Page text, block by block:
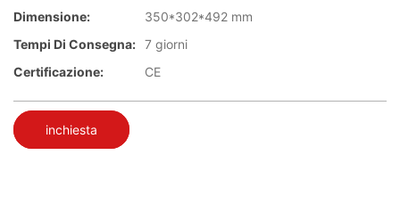
Dimensione:
350*302*492 mm
Tempi Di Consegna: 7 giorni
Certificazione:
CE
inchiesta